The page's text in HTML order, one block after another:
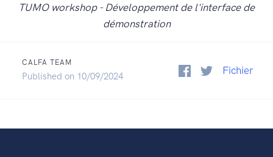
TUMO workshop - Développement de l'interface de
démonstration
CALFA TEAM
Published on 10/09/2024 Fichier